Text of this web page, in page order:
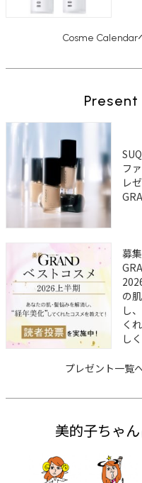
Cosme Calendar
Present
フ
レ
募
の
し
く
し
プレゼント一覧
美的子ちゃ